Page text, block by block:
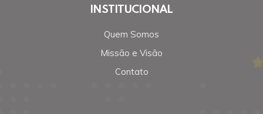
INSTITUCIONAL
Quem Somos
Missão e Visão
Contato